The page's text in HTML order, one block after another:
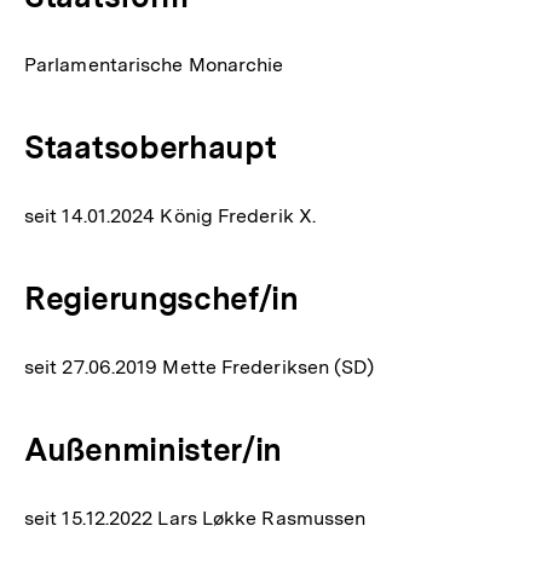
Parlamentarische Monarchie
Staatsoberhaupt
seit 14.01.2024 König Frederik X.
Regierungschef/in
seit 27.06.2019 Mette Frederiksen (SD)
Außenminister/in
seit 15.12.2022 Lars Løkke Rasmussen